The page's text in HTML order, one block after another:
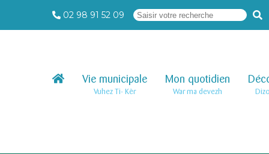
02 98 91 52 09
Vie municipale
Vuhez Ti- Kêr
Mon quotidien
War ma devezh